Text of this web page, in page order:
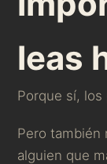
leas
Porque sí, los
Pero también
alguien que